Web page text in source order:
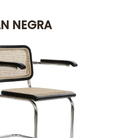
NEGRA